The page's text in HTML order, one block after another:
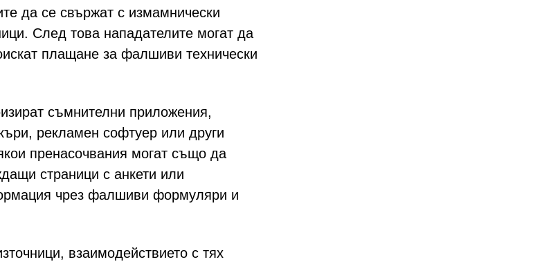
да се свържат с измамнически
След това нападателите могат да
плащане за фалшиви технически
съмнителни приложения,
рекламен софтуер или други
пренасочвания могат също да
страници с анкети или
чрез фалшиви формуляри и
взаимодействието с тях